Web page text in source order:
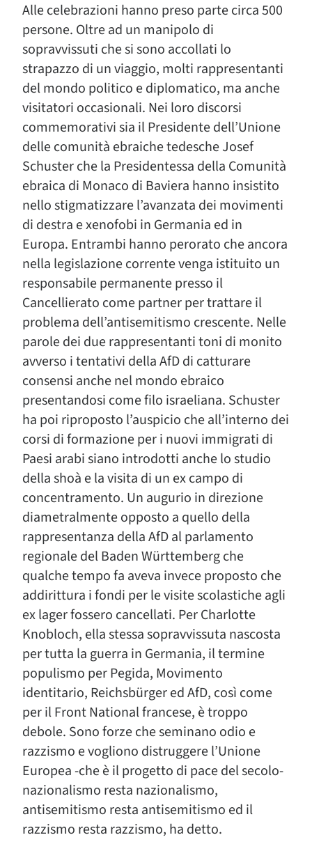
Alle celebrazioni hanno preso parte circa 500
persone. Oltre ad un manipolo di
sopravvissuti che si sono accollati lo
strapazzo di un viaggio, molti rappresentanti
del mondo politico e diplomatico, ma anche
visitatori occasionali. Nei loro discorsi
commemorativi sia il Presidente dell’Unione
delle comunità ebraiche tedesche Josef
Schuster che la Presidentessa della Comunità
ebraica di Monaco di Baviera hanno insistito
nello stigmatizzare l’avanzata dei movimenti
di destra e xenofobi in Germania ed in
Europa. Entrambi hanno perorato che ancora
nella legislazione corrente venga istituito un
responsabile permanente presso il
Cancellierato come partner per trattare il
problema dell’antisemitismo crescente. Nelle
parole dei due rappresentanti toni di monito
avverso i tentativi della AfD di catturare
consensi anche nel mondo ebraico
presentandosi come filo israeliana. Schuster
ha poi riproposto l’auspicio che all’interno dei
corsi di formazione per i nuovi immigrati di
Paesi arabi siano introdotti anche lo studio
della shoà e la visita di un ex campo di
concentramento. Un augurio in direzione
diametralmente opposto a quello della
rappresentanza della AfD al parlamento
regionale del Baden Württemberg che
qualche tempo fa aveva invece proposto che
addirittura i fondi per le visite scolastiche agli
ex lager fossero cancellati. Per Charlotte
Knobloch, ella stessa sopravvissuta nascosta
per tutta la guerra in Germania, il termine
populismo per Pegida, Movimento
identitario, Reichsbürger ed AfD, così come
per il Front National francese, è troppo
debole. Sono forze che seminano odio e
razzismo e vogliono distruggere l’Unione
Europea -che è il progetto di pace del secolo-
nazionalismo resta nazionalismo,
antisemitismo resta antisemitismo ed il
razzismo resta razzismo, ha detto.